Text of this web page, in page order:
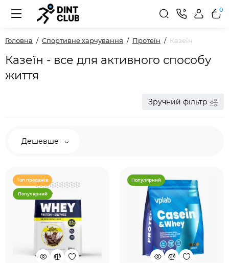
0
Головна Спортивне харчування Протеїн Казеїн
Казеїн - все для активного способу
життя
Зручний фільтр
Дешевше
Топ продажів
Популярний
Популярний